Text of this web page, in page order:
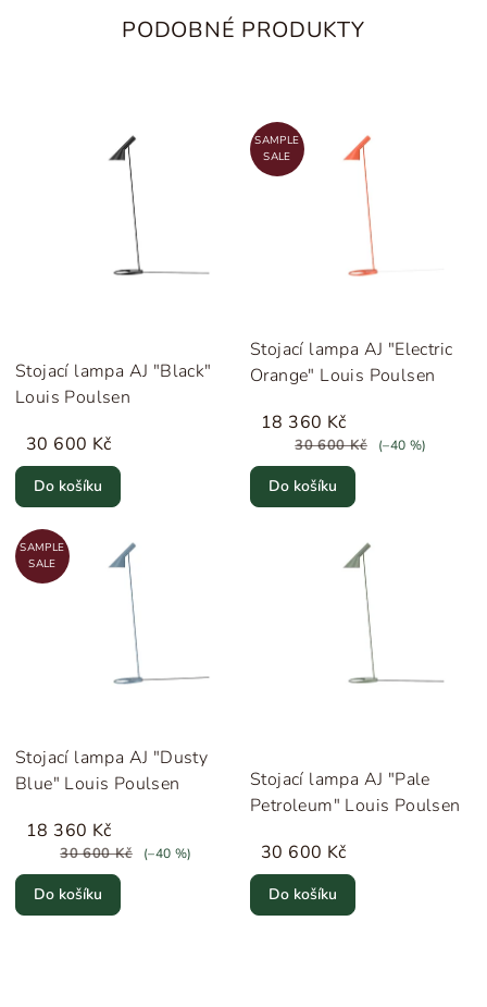
PODOBNÉ PRODUKTY
Stojací lampa AJ "Black"
Louis Poulsen
30 600 Kč
Do košíku
SAMPLE
SALE
Stojací lampa AJ "Electric
Orange" Louis Poulsen
18 360 Kč
30 600 Kč (–40 %)
Do košíku
SAMPLE
SALE
Stojací lampa AJ "Dusty
Blue" Louis Poulsen
18 360 Kč
30 600 Kč (–40 %)
Do košíku
Stojací lampa AJ "Pale
Petroleum" Louis Poulsen
30 600 Kč
Do košíku